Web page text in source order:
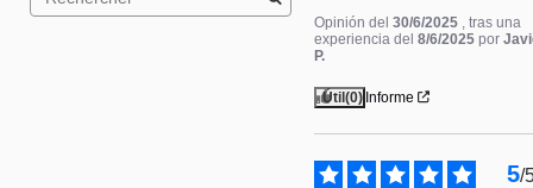
Opinión del30/6/2025
, tras una
experiencia del8/6/2025 por
P.
Útil(0) Informe
5/